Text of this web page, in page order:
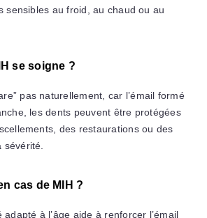
sensibles au froid, au chaud ou au
se soigne ?
pas naturellement, car l’émail formé
les dents peuvent être protégées
des restaurations ou des
sévérité.
cas de MIH ?
à l’âge aide à renforcer l’émail